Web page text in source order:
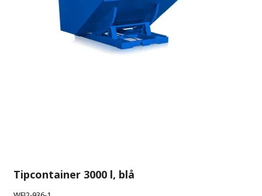
Tipcontainer 3000 l, blå